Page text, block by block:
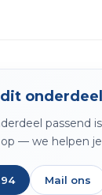
passend
— we helpen
Mail ons